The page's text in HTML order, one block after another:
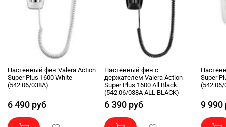
Настенный фен Valera Action
Super Plus 1600 White
(542.06/038A)
6 490 руб
Настенный фен с
держателем Valera Action
Super Plus 1600 All Black
(542.06/038A ALL BLACK)
6 390 руб
Super
(542.06/
9 990